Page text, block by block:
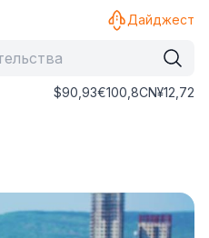
$90,93€100,8CN¥12,72
Дайджест